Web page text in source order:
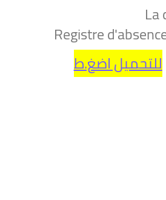
Registre
للتحميل اضغ.ط